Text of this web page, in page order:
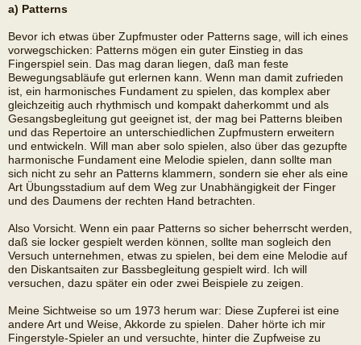
a) Patterns
Bevor ich etwas über Zupfmuster oder Patterns sage, will ich eines
vorwegschicken: Patterns mögen ein guter Einstieg in das
Fingerspiel sein. Das mag daran liegen, daß man feste
Bewegungsabläufe gut erlernen kann. Wenn man damit zufrieden
ist, ein harmonisches Fundament zu spielen, das komplex aber
gleichzeitig auch rhythmisch und kompakt daherkommt und als
Gesangsbegleitung gut geeignet ist, der mag bei Patterns bleiben
und das Repertoire an unterschiedlichen Zupfmustern erweitern
und entwickeln. Will man aber solo spielen, also über das gezupfte
harmonische Fundament eine Melodie spielen, dann sollte man
sich nicht zu sehr an Patterns klammern, sondern sie eher als eine
Art Übungsstadium auf dem Weg zur Unabhängigkeit der Finger
und des Daumens der rechten Hand betrachten.
Also Vorsicht. Wenn ein paar Patterns so sicher beherrscht werden,
daß sie locker gespielt werden können, sollte man sogleich den
Versuch unternehmen, etwas zu spielen, bei dem eine Melodie auf
den Diskantsaiten zur Bassbegleitung gespielt wird. Ich will
versuchen, dazu später ein oder zwei Beispiele zu zeigen.
Meine Sichtweise so um 1973 herum war: Diese Zupferei ist eine
andere Art und Weise, Akkorde zu spielen. Daher hörte ich mir
Fingerstyle-Spieler an und versuchte, hinter die Zupfweise zu